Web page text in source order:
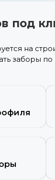
под
на
заборы